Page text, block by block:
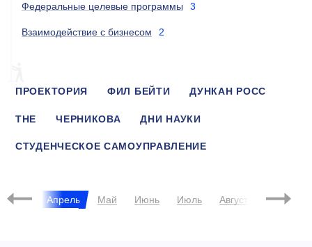
Федеральные целевые программы 3
Взаимодействие с бизнесом 2
ПРОЕКТОРИЯ ФИЛ БЕЙТИ ДУНКАН РОСС
THE ЧЕРНИКОВА ДНИ НАУКИ
СТУДЕНЧЕСКОЕ САМОУПРАВЛЕНИЕ
Март Апрель Май Июнь Июль Август Сентябрь